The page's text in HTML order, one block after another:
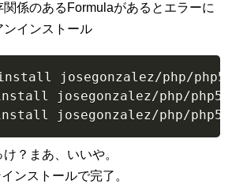
係のあるFormulaがあるとエラーに
ンインストール
josegonzalez/php/
josegonzalez/php/
josegonzalez/php/
？まあ、いいや。
ンストールで完了。